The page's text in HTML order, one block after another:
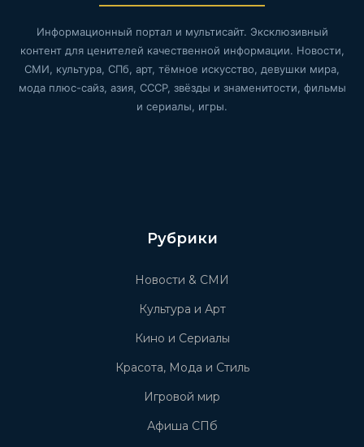
Информационный портал и мультисайт. Эксклюзивный
контент для ценителей качественной информации. Новости,
СМИ, культура, СПб, арт, тёмное искусство, девушки мира,
мода плюс-сайз, азия, СССР, звёзды и знаменитости, фильмы
и сериалы, игры.
Рубрики
Новости & СМИ
Культура и Арт
Кино и Сериалы
Красота, Мода и Стиль
Игровой мир
Афиша СПб